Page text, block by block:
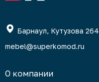
Барнаул, Кутузова 264
mebel@superkomod.ru
О компании